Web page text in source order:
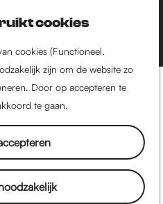
cookies
cookies (Functioneel,
zijn om de website zo
Door op accepteren te
te gaan.
Nieuw-West
oudste stad van
tijdlijn
Limes